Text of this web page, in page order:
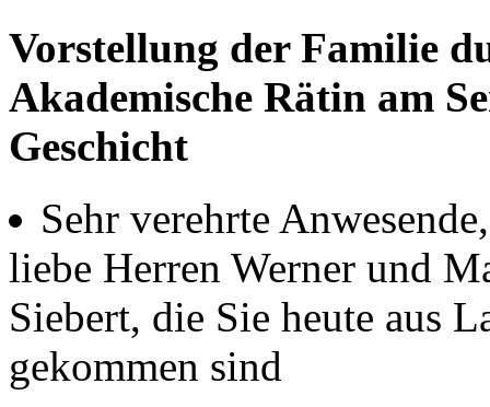
Vorstellung der Familie
Akademische Rätin am
Geschicht
Sehr verehrte Anwesende,
liebe Herren Werner und
Siebert, die Sie heute aus
gekommen sind